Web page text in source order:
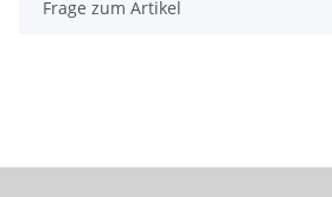
Frage zum Artikel